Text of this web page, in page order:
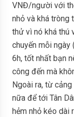
VNĐ/người với
nhỏ và khá tròng
thử vì nó khá thú
chuyến mỗi ngày
6h, tốt nhất bạn
công đến mà
Ngoài ra, từ
nữa để tới Tân
hẻm nhỏ kéo dài